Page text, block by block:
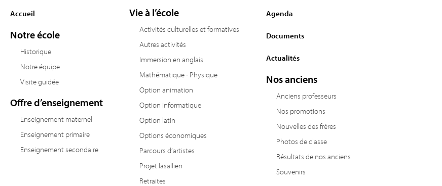
Accueil
Notre école
Historique
Notre équipe
Visite guidée
Offre d’enseignement
Enseignement maternel
Enseignement primaire
Enseignement secondaire
Vie à l’école
Activités culturelles et formatives
Autres activités
Immersion en anglais
Mathématique - Physique
Option animation
Option informatique
Option latin
Options économiques
Parcours d’artistes
Projet lasallien
Retraites
Agenda
Documents
Actualités
Nos anciens
Anciens professeurs
Nos promotions
Nouvelles des frères
Photos de classe
Résultats de nos anciens
Souvenirs